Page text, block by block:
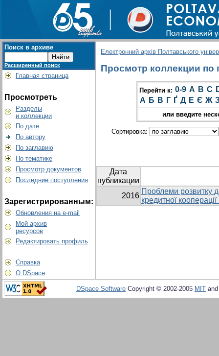
Поиск в архиве
Расширенный поиск
Главная страница
Просмотреть
Разделы
и коллекции
По дате
По автору
По заглавию
По тематике
Просмотр документов
Последние поступления
Зарегистрированным:
Обновления на e-mail
Мой архив
ресурсов
Редактировать профиль
Справка
О DSpace
Електронний архів Полтавського
Просмотр коллекции по
Перейти к: 0-9 A B C
А Б В Г Ґ Д Е Є Ж
или введите
Сортировка:
Дата
публикации
2016
Проблеми розвитку
кредитної кооперації
DSpace Software Copyright © 2002-2005 MIT